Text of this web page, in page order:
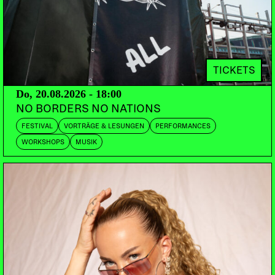
und Neuseeland bringen wird, wird ihr Breakbeat-
Gewitter auch unseren Dancefloor erschüttern.
TICKETS
Do, 20.08.2026 - 18:00
NO BORDERS NO NATIONS
FESTIVAL VORTRÄGE & LESUNGEN PERFORMANCES
WORKSHOPS MUSIK